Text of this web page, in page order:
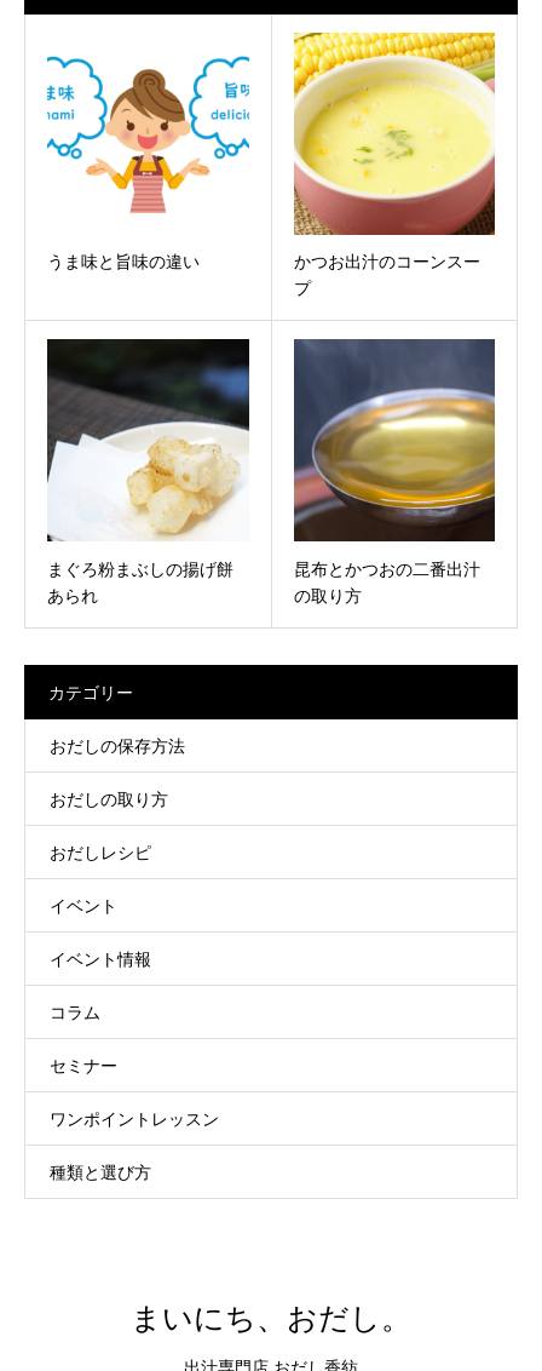
うま味と旨味の違い
かつお出汁のコーンスー
プ
まぐろ粉まぶしの揚げ餅
あられ
昆布とかつおの二番出汁
の取り方
カテゴリー
おだしの保存方法
おだしの取り方
おだしレシピ
イベント
イベント情報
コラム
セミナー
ワンポイントレッスン
種類と選び方
まいにち、おだし。